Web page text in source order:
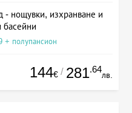
нощувки, изхранване и
басейни
+ полупансион
144€ / 281.64
лв.